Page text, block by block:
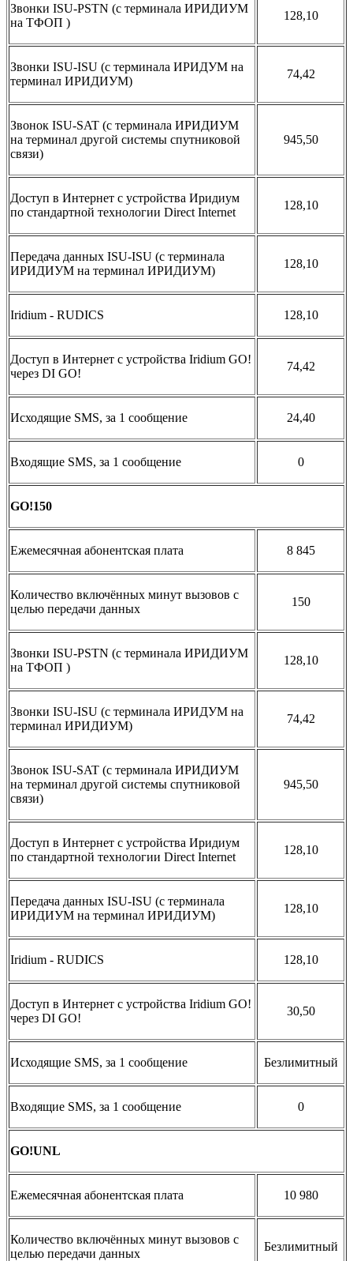
Звонки ISU-PSTN (с терминала ИРИДИУМ
на ТФОП )
128,10
Звонки ISU-ISU (с терминала ИРИДУМ на
терминал ИРИДИУМ)
74,42
Звонок ISU-SAT (c терминала ИРИДИУМ
на терминал другой системы спутниковой
связи)
945,50
Доступ в Интернет с устройства Иридиум
по стандартной технологии Direct Internet
128,10
Передача данных ISU-ISU (c терминала
ИРИДИУМ на терминал ИРИДИУМ)
128,10
Iridium - RUDICS 128,10
Доступ в Интернет с устройства Iridium GO!
через DI GO!
74,42
Исходящие SMS, за 1 сообщение 24,40
Входящие SMS, за 1 сообщение 0
GO!150
Ежемесячная абонентская плата 8 845
Количество включённых минут вызовов с
целью передачи данных
150
Звонки ISU-PSTN (с терминала ИРИДИУМ
на ТФОП )
128,10
Звонки ISU-ISU (с терминала ИРИДУМ на
терминал ИРИДИУМ)
74,42
Звонок ISU-SAT (c терминала ИРИДИУМ
на терминал другой системы спутниковой
связи)
945,50
Доступ в Интернет с устройства Иридиум
по стандартной технологии Direct Internet
128,10
Передача данных ISU-ISU (c терминала
ИРИДИУМ на терминал ИРИДИУМ)
128,10
Iridium - RUDICS 128,10
Доступ в Интернет с устройства Iridium GO!
через DI GO!
30,50
Исходящие SMS, за 1 сообщение Безлимитный
Входящие SMS, за 1 сообщение 0
GO!UNL
Ежемесячная абонентская плата 10 980
Количество включённых минут вызовов с
целью передачи данных
Безлимитный